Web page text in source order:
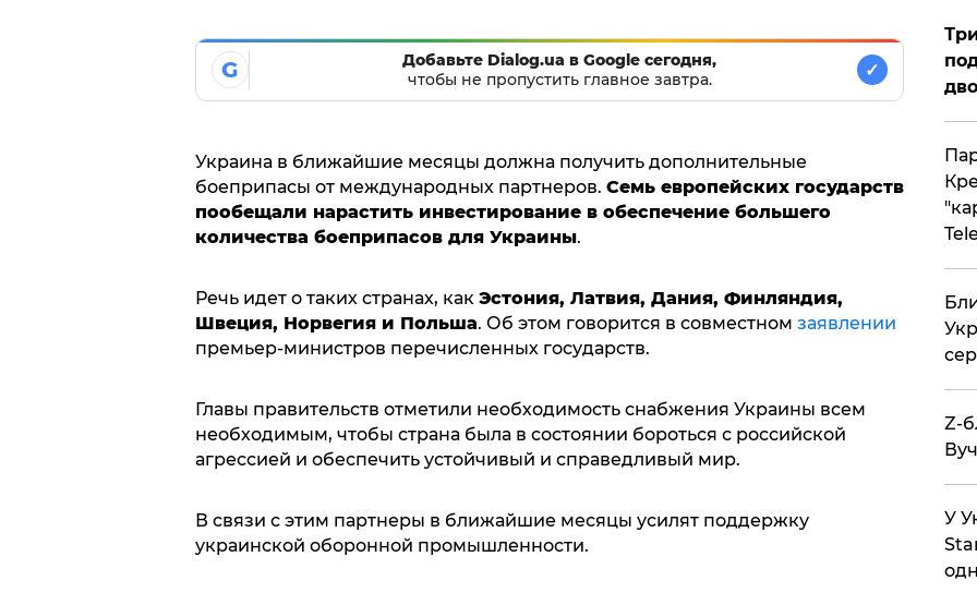
G
Добавьте Dialog.ua в Google сегодня,
чтобы не пропустить главное завтра.
✓
Украина в ближайшие месяцы должна получить дополнительные
боеприпасы от международных партнеров. Семь европейских государств
пообещали нарастить инвестирование в обеспечение большего
количества боеприпасов для Украины.
Речь идет о таких странах, как Эстония, Латвия, Дания, Финляндия,
Швеция, Норвегия и Польша. Об этом говорится в совместном заявлении
премьер-министров перечисленных государств.
Главы правительств отметили необходимость снабжения Украины всем
необходимым, чтобы страна была в состоянии бороться с российской
агрессией и обеспечить устойчивый и справедливый мир.
В связи с этим партнеры в ближайшие месяцы усилят поддержку
украинской оборонной промышленности.
Z-
У